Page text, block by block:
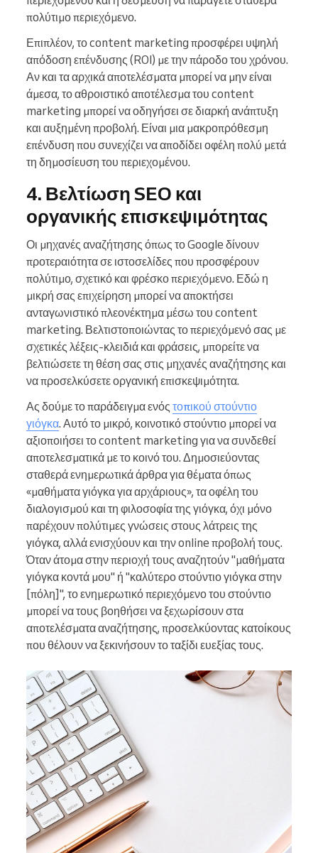
πολύτιμο περιεχόμενο.
Επιπλέον, το content marketing προσφέρει υψηλή
απόδοση επένδυσης (ROI) με την πάροδο του χρόνου.
Αν και τα αρχικά αποτελέσματα μπορεί να μην είναι
άμεσα, το αθροιστικό αποτέλεσμα του content
marketing μπορεί να οδηγήσει σε διαρκή ανάπτυξη
και αυξημένη προβολή. Είναι μια μακροπρόθεσμη
επένδυση που συνεχίζει να αποδίδει οφέλη πολύ μετά
τη δημοσίευση του περιεχομένου.
4. Βελτίωση SEO και
οργανικής επισκεψιμότητας
Οι μηχανές αναζήτησης όπως το Google δίνουν
προτεραιότητα σε ιστοσελίδες που προσφέρουν
πολύτιμο, σχετικό και φρέσκο περιεχόμενο. Εδώ η
μικρή σας επιχείρηση μπορεί να αποκτήσει
ανταγωνιστικό πλεονέκτημα μέσω του content
marketing. Βελτιστοποιώντας το περιεχόμενό σας με
σχετικές λέξεις-κλειδιά και φράσεις, μπορείτε να
βελτιώσετε τη θέση σας στις μηχανές αναζήτησης και
να προσελκύσετε οργανική επισκεψιμότητα.
Ας δούμε το παράδειγμα ενός τοπικού στούντιο
γιόγκα. Αυτό το μικρό, κοινοτικό στούντιο μπορεί να
αξιοποιήσει το content marketing για να συνδεθεί
αποτελεσματικά με το κοινό του. Δημοσιεύοντας
σταθερά ενημερωτικά άρθρα για θέματα όπως
«μαθήματα γιόγκα για αρχάριους», τα οφέλη του
διαλογισμού και τη φιλοσοφία της γιόγκα, όχι μόνο
παρέχουν πολύτιμες γνώσεις στους λάτρεις της
γιόγκα, αλλά ενισχύουν και την online προβολή τους.
Όταν άτομα στην περιοχή τους αναζητούν "μαθήματα
γιόγκα κοντά μου" ή "καλύτερο στούντιο γιόγκα στην
[πόλη]", το ενημερωτικό περιεχόμενο του στούντιο
μπορεί να τους βοηθήσει να ξεχωρίσουν στα
αποτελέσματα αναζήτησης, προσελκύοντας κατοίκους
που θέλουν να ξεκινήσουν το ταξίδι ευεξίας τους.